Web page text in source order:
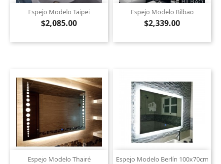
Espejo Modelo Taipei
$2,085.00
Espejo Modelo Bilbao
$2,339.00
Espejo Modelo Thairé Espejo Modelo Berlín 100x70cm